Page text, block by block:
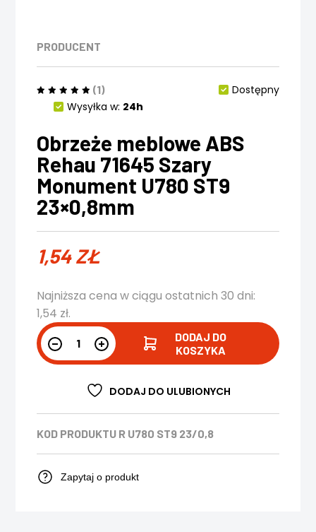
PRODUCENT
(1)
Dostępny
Wysyłka w: 24h
Obrzeże meblowe ABS
Rehau 71645 Szary
Monument U780 ST9
23×0,8mm
1,54ZŁ
Najniższa cena w ciągu ostatnich 30 dni:
1,54 zł.
DODAJ DO
KOSZYKA
DODAJ DO ULUBIONYCH
KOD PRODUKTU R U780 ST9 23/0,8
Zapytaj o produkt